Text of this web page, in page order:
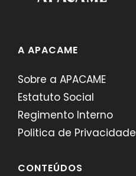
A APACAME
Sobre a APACAME
Estatuto Social
Regimento Interno
Politica de Privacidade
CONTEÚDOS